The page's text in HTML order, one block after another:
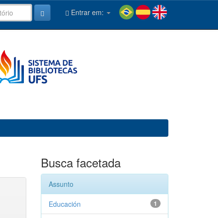
Entrar em:
Busca facetada
Assunto
1
Educación